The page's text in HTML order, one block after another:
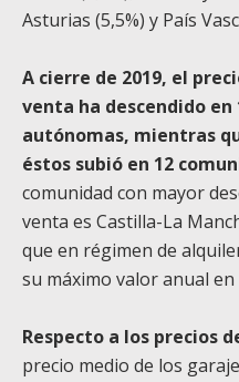
Asturias (5,5%) y País
A cierre de 2019, el
venta ha descendido en
autónomas, mientras
éstos subió en 12
comunidad con mayor
venta es Castilla-La
que en régimen de
su máximo valor anual en
Respecto a los precios
precio medio de los